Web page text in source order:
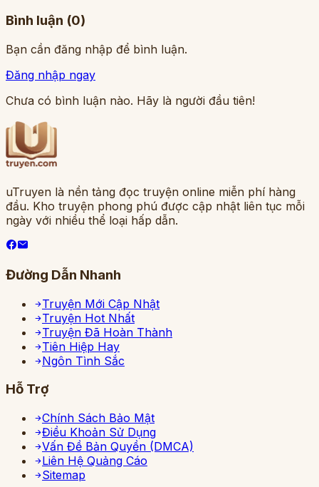
Bình luận (0)
Bạn cần đăng nhập để bình luận.
Đăng nhập ngay
Chưa có bình luận nào. Hãy là người đầu tiên!
uTruyen là nền tảng đọc truyện online miễn phí hàng
đầu. Kho truyện phong phú được cập nhật liên tục mỗi
ngày với nhiều thể loại hấp dẫn.
Đường Dẫn Nhanh
Truyện Mới Cập Nhật
Truyện Hot Nhất
Truyện Đã Hoàn Thành
Tiên Hiệp Hay
Ngôn Tình Sắc
Hỗ Trợ
Chính Sách Bảo Mật
Điều Khoản Sử Dụng
Vấn Đề Bản Quyền (DMCA)
Liên Hệ Quảng Cáo
Sitemap